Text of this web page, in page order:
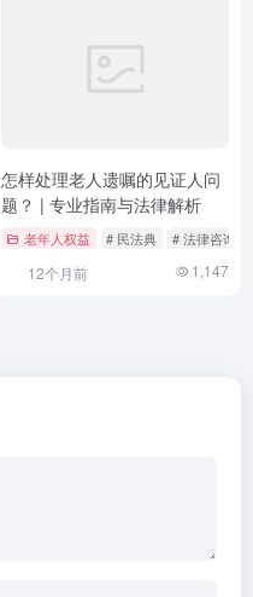
# 法律保护
怎样处理老人遗嘱的见证人问
题？ | 专业指南与法律解析
老年人权益 # 民法典 # 法律咨询
12个月前 1,147